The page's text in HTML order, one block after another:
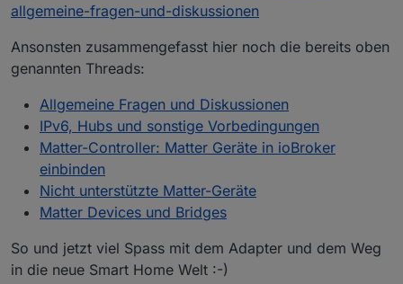
allgemeine-fragen-und-diskussionen
Ansonsten zusammengefasst hier noch die bereits oben
genannten Threads:
Allgemeine Fragen und Diskussionen
IPv6, Hubs und sonstige Vorbedingungen
Matter-Controller: Matter Geräte in ioBroker
einbinden
Nicht unterstützte Matter-Geräte
Matter Devices und Bridges
So und jetzt viel Spass mit dem Adapter und dem Weg
in die neue Smart Home Welt :-)